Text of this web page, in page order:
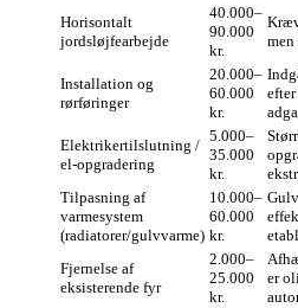
Horisontalt
jordsløjfearbejde
40.000–
90.000
kr.
men
Installation og
rørføringer
20.000–
60.000
kr.
Elektrikertilslutning /
el‑opgradering
5.000–
35.000
kr.
Tilpasning af
varmesystem
(radiatorer/gulvvarme)
10.000–
60.000
kr.
Fjernelse af
eksisterende fyr
2.000–
25.000
kr.
er